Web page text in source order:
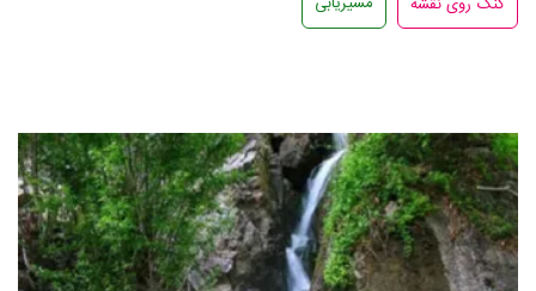
رودخانه ازغد
دره ارغوان
روستای اخلمد